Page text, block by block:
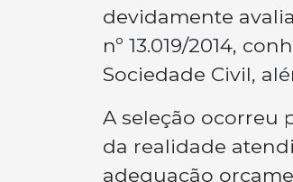
devidamente
nº 13.019/2014,
Sociedade Civil,
A seleção ocorreu
da realidade
adequação